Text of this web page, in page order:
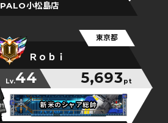
PALO小松島店
東京都
Ｒｏｂｉ
Lv.44 5,693 pt
新米のシャア総帥
新米のシャア総帥
新米のシャア総帥